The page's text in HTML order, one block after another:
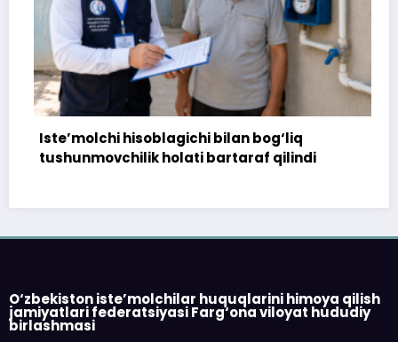
hisoblagichi bilan bog‘liq
holati bartaraf qilindi
O‘zbekiston iste’molchilar huquqlarini himoya qilish
jamiyatlari federatsiyasi Farg‘ona viloyat hududiy
birlashmasi